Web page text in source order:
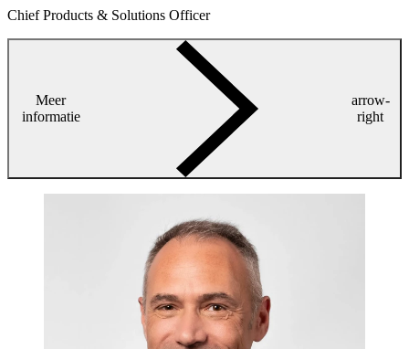
Chief Products & Solutions Officer
Meer
informatie
arrow-
right